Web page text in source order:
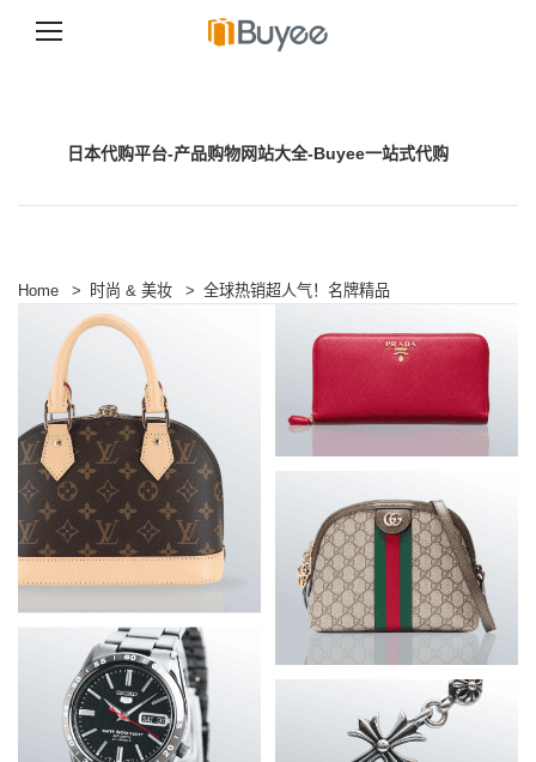
日本代购平台-产品购物网站大全-Buyee一站式代购
Home > 时尚 & 美妆 > 全球热销超人气！名牌精品